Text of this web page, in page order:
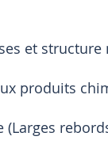
et
produits
(Larges